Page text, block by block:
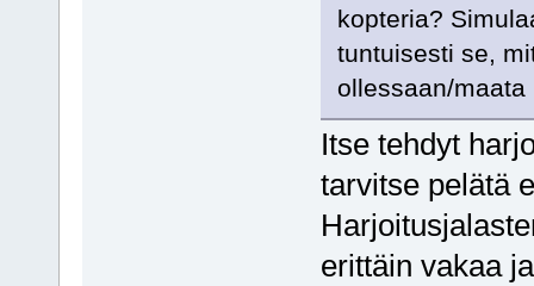
kopteria?
tuntuisesti se,
ollessaan/
Itse tehdyt
tarvitse pelätä
erittäin vakaa